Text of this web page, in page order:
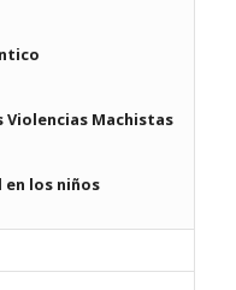
Machistas
los niños